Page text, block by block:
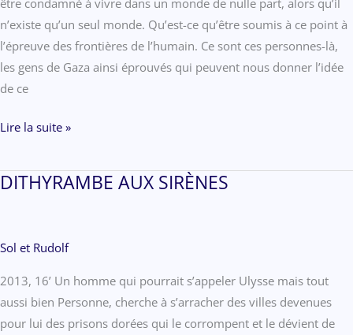
être condamné à vivre dans un monde de nulle part, alors qu’il
n’existe qu’un seul monde. Qu’est-ce qu’être soumis à ce point à
l’épreuve des frontières de l’humain. Ce sont ces personnes-là,
les gens de Gaza ainsi éprouvés qui peuvent nous donner l’idée
de ce
NOTES
GAZA
Lire la suite »
DITHYRAMBE AUX SIRÈNES
Sol et Rudolf
2013, 16’ Un homme qui pourrait s’appeler Ulysse mais tout
aussi bien Personne, cherche à s’arracher des villes devenues
pour lui des prisons dorées qui le corrompent et le dévient de